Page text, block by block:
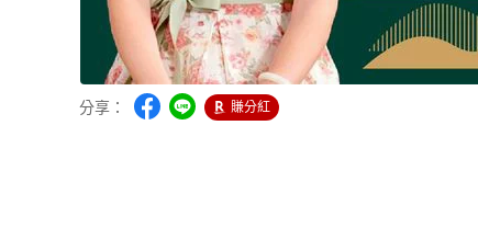
分享： 賺分紅